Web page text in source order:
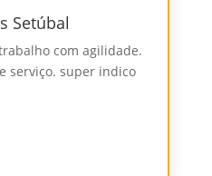
Setúbal
com agilidade.
serviço. super indico